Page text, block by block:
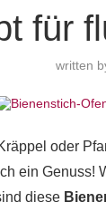
für
written
oder
ein Genuss!
diese